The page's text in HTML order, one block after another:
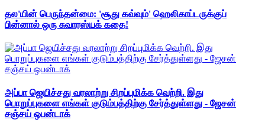
தல'யின் பெருந்தன்மை: 'சூது கவ்வும்' ஹெலிகாப்டருக்குப்
பின்னால் ஒரு சுவாரஸ்யக் கதை!
அப்பா ஜெயிச்சது வரலாற்று சிறப்புமிக்க வெற்றி. இது
பொறுப்புகளை எங்கள் குடும்பத்திற்கு சேர்த்துள்ளது - ஜேசன்
சஞ்சய் ஒபன்டாக்